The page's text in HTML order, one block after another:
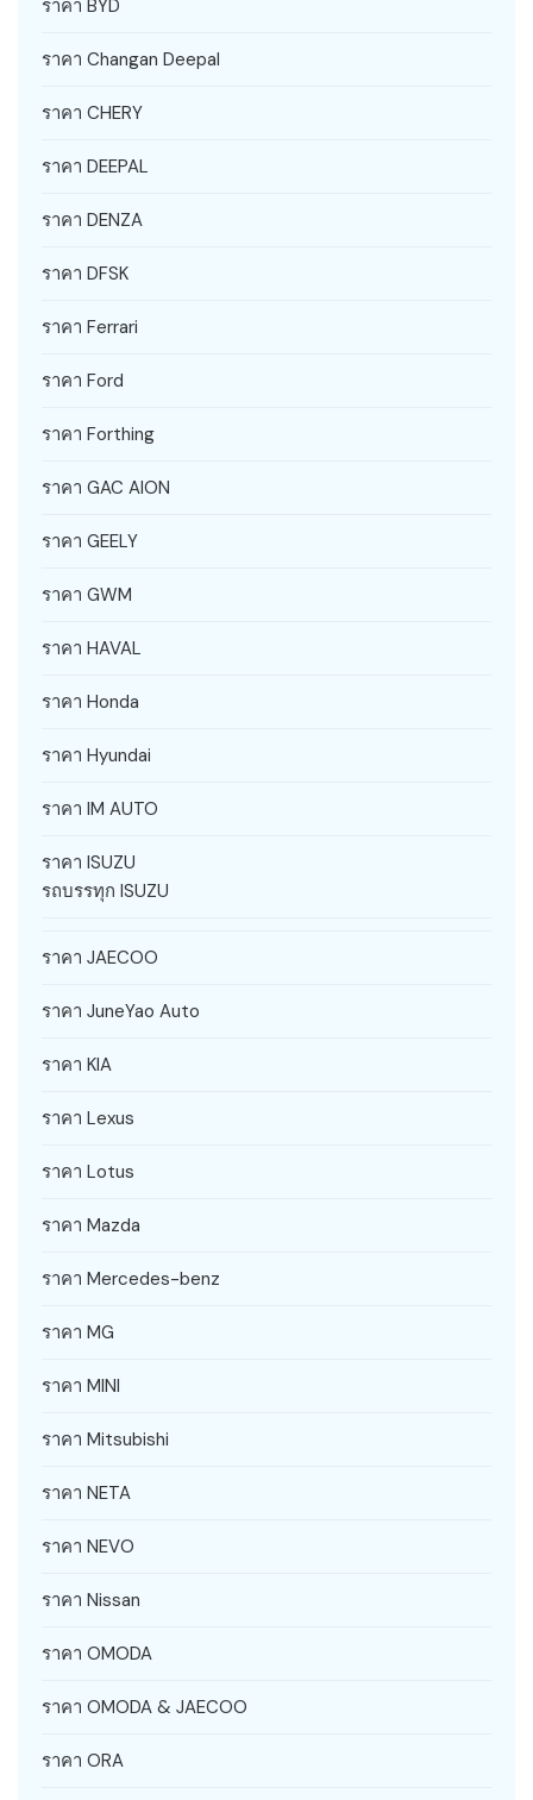
ราคา BYD
ราคา Changan Deepal
ราคา CHERY
ราคา DEEPAL
ราคา DENZA
ราคา DFSK
ราคา Ferrari
ราคา Ford
ราคา Forthing
ราคา GAC AION
ราคา GEELY
ราคา GWM
ราคา HAVAL
ราคา Honda
ราคา Hyundai
ราคา IM AUTO
ราคา ISUZU
รถบรรทุก ISUZU
ราคา JAECOO
ราคา JuneYao Auto
ราคา KIA
ราคา Lexus
ราคา Lotus
ราคา Mazda
ราคา Mercedes-benz
ราคา MG
ราคา MINI
ราคา Mitsubishi
ราคา NETA
ราคา NEVO
ราคา Nissan
ราคา OMODA
ราคา OMODA & JAECOO
ราคา ORA